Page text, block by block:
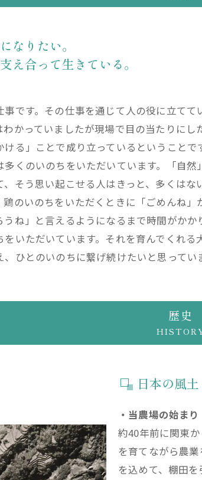
なりたい。
え合って生きている。
です。その仕事を通じて人の役に立てて
かっていましたが現場で目の当たりにし
る」ことで成り立っているということで
くのいのちをいただいています。「自然
、そう思い起こせる人はきっと、多くはな
のいのちをいただくときに「ごめんね」
うね」と言えるようになるまで時間がかか
いただいています。それを育んでくれる
ひとのいのちに繋げ続けたいと思ってい
歴史
日本の風
・当農場の始まり
約40年前に関東
を育てながら農
を込めて、棚田